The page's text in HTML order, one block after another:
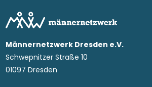
Männernetzwerk Dresden e.V.
Schwepnitzer Straße 10
01097 Dresden